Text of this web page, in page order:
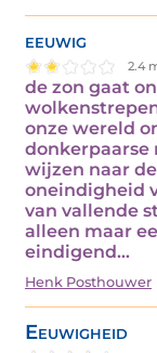
eeuwig
2.4
de zon gaat
onze wereld
donkerpaarse
wijzen naar
oneindigheid
van vallende
alleen maar
eindigend…
Henk Posthouwer
Eeuwigheid